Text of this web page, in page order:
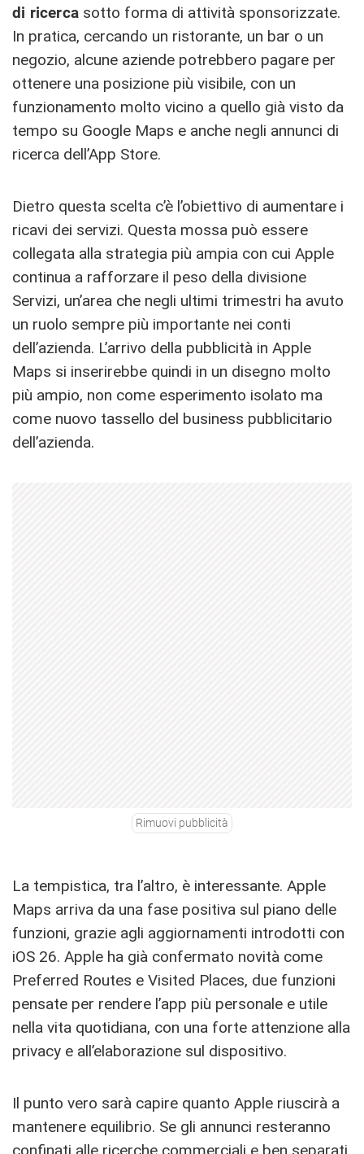
di ricerca sotto forma di attività sponsorizzate.
In pratica, cercando un ristorante, un bar o un
negozio, alcune aziende potrebbero pagare per
ottenere una posizione più visibile, con un
funzionamento molto vicino a quello già visto da
tempo su Google Maps e anche negli annunci di
ricerca dell’App Store.
Dietro questa scelta c’è l’obiettivo di aumentare i
ricavi dei servizi. Questa mossa può essere
collegata alla strategia più ampia con cui Apple
continua a rafforzare il peso della divisione
Servizi, un’area che negli ultimi trimestri ha avuto
un ruolo sempre più importante nei conti
dell’azienda. L’arrivo della pubblicità in Apple
Maps si inserirebbe quindi in un disegno molto
più ampio, non come esperimento isolato ma
come nuovo tassello del business pubblicitario
dell’azienda.
Rimuovi pubblicità
La tempistica, tra l’altro, è interessante. Apple
Maps arriva da una fase positiva sul piano delle
funzioni, grazie agli aggiornamenti introdotti con
iOS 26. Apple ha già confermato novità come
Preferred Routes e Visited Places, due funzioni
pensate per rendere l’app più personale e utile
nella vita quotidiana, con una forte attenzione alla
privacy e all’elaborazione sul dispositivo.
Il punto vero sarà capire quanto Apple riuscirà a
mantenere equilibrio. Se gli annunci resteranno
confinati alle ricerche commerciali e ben separati